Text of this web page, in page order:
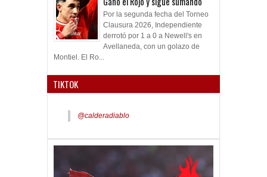
Por la segunda fecha del Torneo
Clausura 2026, Independiente
derrotó por 1 a 0 a Newell's en
Avellaneda, con un golazo de
Montiel. El Ro...
TIKTOK
@calderadiablo